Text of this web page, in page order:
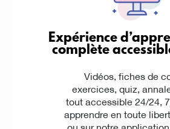
Expérience
complète
Vidéos, fiches de
exercices, quiz,
tout accessible 24/24,
apprendre en toute